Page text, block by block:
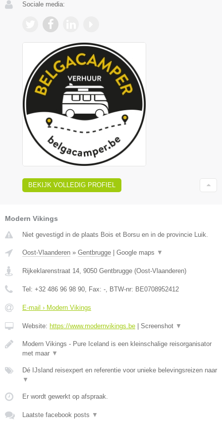
Sociale media:
BEKIJK VOLLEDIG PROFIEL
Modern Vikings
Niet gevestigd in de plaats Bois et Borsu en in de provincie Luik.
Oost-Vlaanderen » Gentbrugge Google maps ▼
Rijkeklarenstraat 14, 9050 Gentbrugge (Oost-Vlaanderen)
Tel: +32 486 96 98 90, Fax: -, BTW-nr: BE0708952412
E-mail › Modern Vikings
Website: https://www.modernvikings.be Screenshot ▼
Modern Vikings - Pure Iceland is een kleinschalige reisorganisator
met maar ▼
Dé IJsland reisexpert en referentie voor unieke belevingsreizen naar
▼
Er wordt gewerkt op afspraak.
Laatste facebook posts ▼